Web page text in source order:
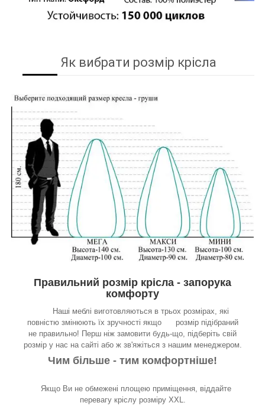
Як вибрати розмір крісла
Правильний розмір крісла - запорука
комфорту
Наші меблі виготовляються в трьох розмірах, які
повністю змінюють їх зручності якщо розмір підібраний
не правильно! Перш ніж замовити будь-що, підберіть свій
розмір у нас на сайті або ж зв'яжіться з нашим менеджером.
Чим більше - тим комфортніше!
Якщо Ви не обмежені площею приміщення, віддайте
перевагу кріслу розміру XXL.